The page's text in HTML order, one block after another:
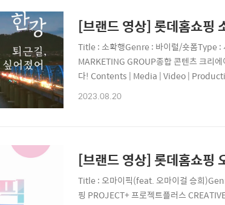
[브랜드 영상] 롯데홈쇼핑
Title : 소확행Genre : 바이럴/숏폼Type :
MARKETING GROUP종합 콘텐츠 크리
다! Contents | Media | Video |
| projectplus.co.krYoutube |
2023.08.20
[브랜드 영상] 롯데홈쇼핑
Title : 오마이픽(feat. 오마이걸 승희
핑 PROJECT+ 프로젝트플러스